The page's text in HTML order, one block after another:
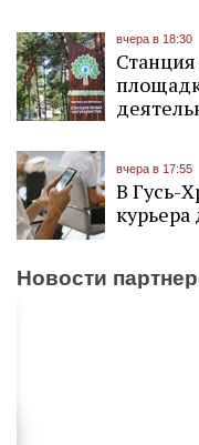
вчера в 18:30
вчера в 17:55
В Гусь-
Новости